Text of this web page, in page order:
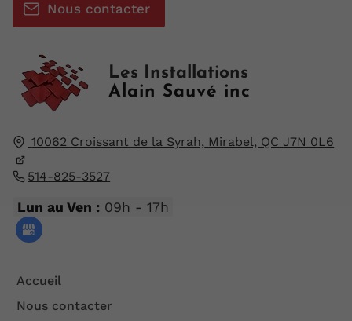
Les Installations
Alain Sauvé inc
10062 Croissant de la Syrah, Mirabel, QC J7N 0L6
514-825-3527
Lun au Ven :09h - 17h
Accueil
Nous contacter
Nous contacter